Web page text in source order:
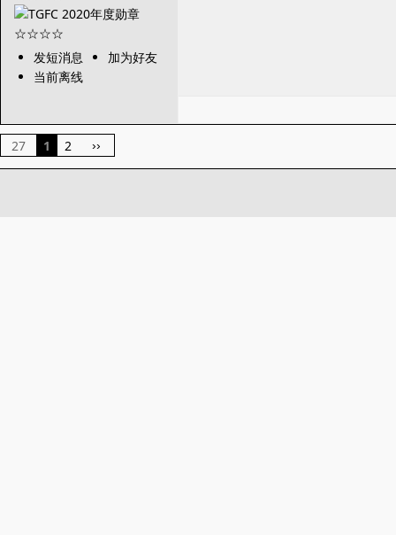
发短消息
加为好友
当前离线
27 1 2 ››